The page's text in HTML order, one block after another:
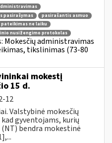
pasirašymas
pasirašantis asmuo
pateikimas ne laiku
nusižengimo protokolas
Mokesčių administravimas
tikslinimas (73-80
mokestį
15 d.
12
Valstybinė mokesčių
gyventojams, kurių
bendra mokestinė